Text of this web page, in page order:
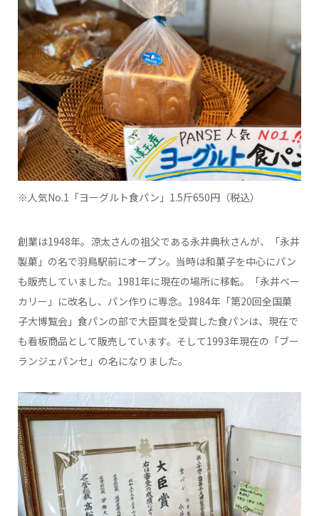
※人気No.1「ヨーグルト食パン」1.5斤650円（税込）
創業は1948年。涼太さんの祖父である永井典秋さんが、「永井
製菓」の名で羽鳥駅前にオープン。当時は和菓子を中心にパン
も販売していました。1981年に現在の場所に移転。「永井ベー
カリー」に改名し、パン作りに専念。1984年「第20回全国菓
子大博覧会」食パンの部で大臣賞を受賞した食パンは、現在で
も看板商品として販売しています。そして1993年現在の「ブー
ランジェパンセ」の名になりました。